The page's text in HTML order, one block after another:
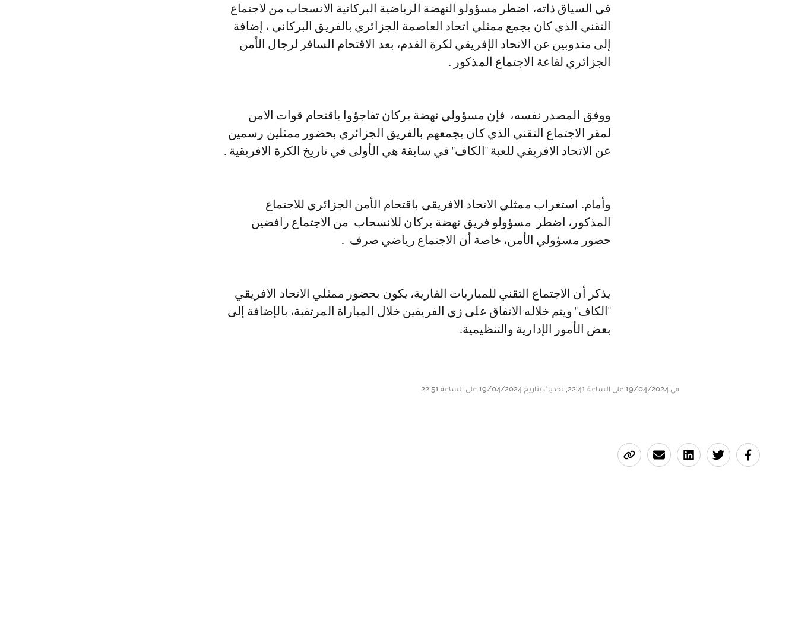
في السياق ذاته، اضطر مسؤولو النهضة الرياضية البركانية الانسحاب من لاجتماع
التقني الذي كان يجمع ممثلي اتحاد العاصمة الجزائري بالفريق البركاني ، إضافة
إلى مندوبين عن الاتحاد الإفريقي لكرة القدم، بعد الاقتحام السافر لرجال الأمن
الجزائري لقاعة الاجتماع المذكور .
ووفق المصدر نفسه، فإن مسؤولي نهضة بركان تفاجؤوا باقتحام قوات الامن
لمقر الاجتماع التقني الذي كان يجمعهم بالفريق الجزائري بحضور ممثلين رسمين
عن الاتحاد الافريقي للعبة "الكاف" في سابقة هي الأولى في تاريخ الكرة الافريقية .
وأمام. استغراب ممثلي الاتحاد الافريقي باقتحام الأمن الجزائري للاجتماع
المذكور، اضطر مسؤولو فريق نهضة بركان للانسحاب من الاجتماع رافضين
حضور مسؤولي الأمن، خاصة أن الاجتماع رياضي صرف .
يذكر أن الاجتماع التقني للمباريات القارية، يكون بحضور ممثلي الاتحاد الافريقي
"الكاف" ويتم خلاله الاتفاق على زي الفريقين خلال المباراة المرتقبة، بالإضافة إلى
بعض الأمور الإدارية والتنظيمية.
في 19/04/2024 على الساعة 22:41, تحديث بتاريخ 19/04/2024 على الساعة 22:51